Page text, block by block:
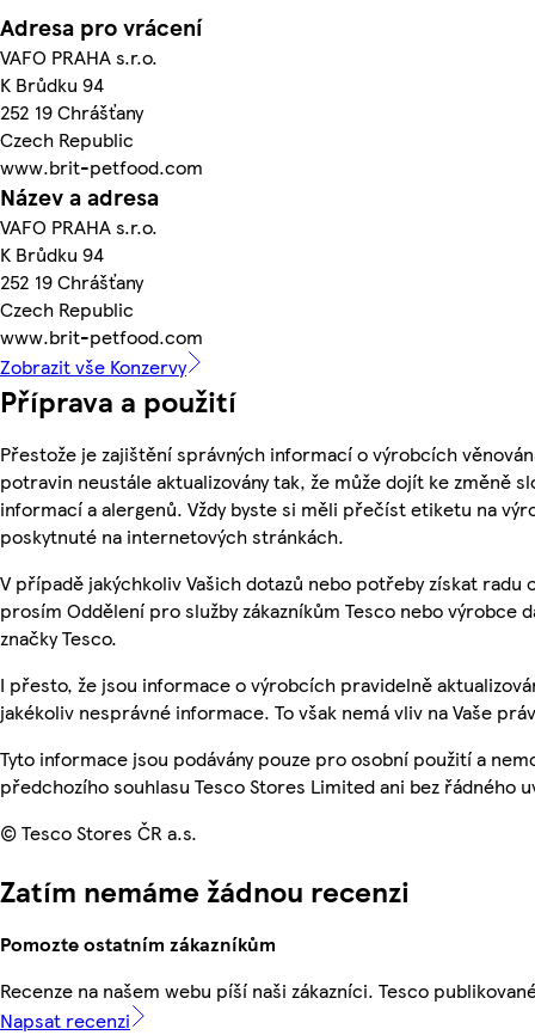
Adresa pro vrácení
VAFO PRAHA s.r.o.
K Brůdku 94
252 19 Chrášťany
Czech Republic
www.brit-petfood.com
Název a adresa
VAFO PRAHA s.r.o.
K Brůdku 94
252 19 Chrášťany
Czech Republic
www.brit-petfood.com
Zobrazit vše Konzervy
Příprava a použití
Přestože je zajištění správných informací o výrobcích
potravin neustále aktualizovány tak, že může dojít ke změně
informací a alergenů. Vždy byste si měli přečíst etiketu na
poskytnuté na internetových stránkách.
V případě jakýchkoliv Vašich dotazů nebo potřeby získat radu
prosím Oddělení pro služby zákazníkům Tesco nebo výrobce
značky Tesco.
I přesto, že jsou informace o výrobcích pravidelně
jakékoliv nesprávné informace. To však nemá vliv na Vaše
Tyto informace jsou podávány pouze pro osobní použití a
předchozího souhlasu Tesco Stores Limited ani bez řádného
© Tesco Stores ČR a.s.
Zatím nemáme žádnou recenzi
Pomozte ostatním zákazníkům
Recenze na našem webu píší naši zákazníci. Tesco
Napsat recenzi